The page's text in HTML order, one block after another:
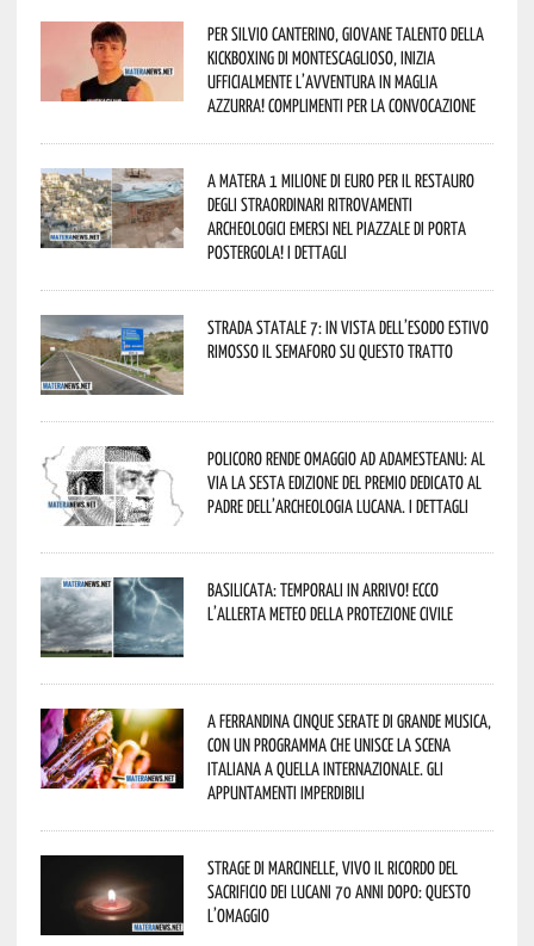
Per Silvio Canterino, giovane talento della
kickboxing di Montescaglioso, inizia
ufficialmente l’avventura in maglia
azzurra! Complimenti per la convocazione
A Matera 1 milione di euro per il restauro
degli straordinari ritrovamenti
archeologici emersi nel piazzale di Porta
Postergola! I dettagli
Strada statale 7: in vista dell’esodo estivo
rimosso il semaforo su questo tratto
Policoro rende omaggio ad Adamesteanu: al
via la sesta edizione del Premio dedicato al
padre dell’archeologia lucana. I dettagli
Basilicata: temporali in arrivo! Ecco
l’allerta meteo della Protezione civile
A Ferrandina cinque serate di grande musica,
con un programma che unisce la scena
italiana a quella internazionale. Gli
appuntamenti imperdibili
Strage di Marcinelle, vivo il ricordo del
sacrificio dei lucani 70 anni dopo: questo
l’omaggio